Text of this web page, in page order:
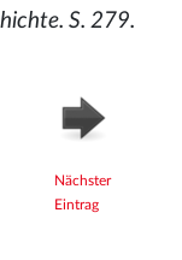
S. 279.
Nächster
Eintrag